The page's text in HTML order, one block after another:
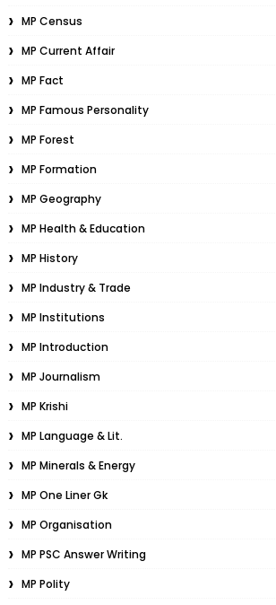
MP Census
MP Current Affair
MP Fact
MP Famous Personality
MP Forest
MP Formation
MP Geography
MP Health & Education
MP History
MP Industry & Trade
MP Institutions
MP Introduction
MP Journalism
MP Krishi
MP Language & Lit.
MP Minerals & Energy
MP One Liner Gk
MP Organisation
MP PSC Answer Writing
MP Polity